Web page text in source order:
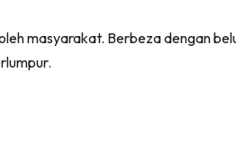
masyarakat. Berbeza dengan